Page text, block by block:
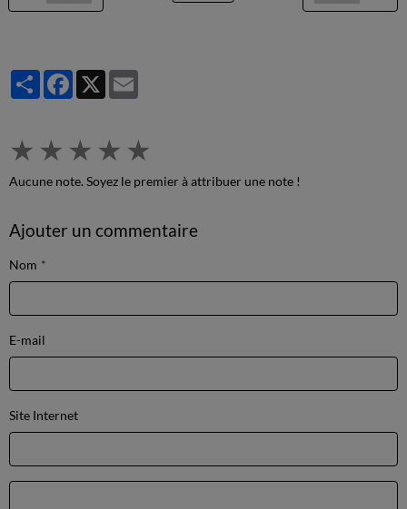
PartagerFacebook
X
★ ★ ★ ★ ★
Aucune note. Soyez le premier à attribuer une note !
Ajouter un commentaire
Nom
E-mail
Site Internet